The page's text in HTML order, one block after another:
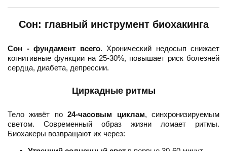
Сон: главный инструмент биохакинга
Сон - фундамент всего. Хронический недосып снижает
когнитивные функции на 25-30%, повышает риск болезней
сердца, диабета, депрессии.
Циркадные ритмы
Тело живёт по24-часовым циклам, синхронизируемым
светом. Современный образ жизни ломает ритмы.
Биохакеры возвращают их через: